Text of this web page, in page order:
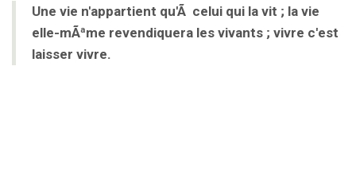
Une vie n'appartient qu'Ã celui qui la vit ; la vie
elle-mÃªme revendiquera les vivants ; vivre c'est
laisser vivre.